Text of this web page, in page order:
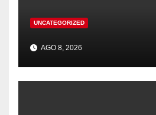
UNCATEGORIZED
AGO 8, 2026